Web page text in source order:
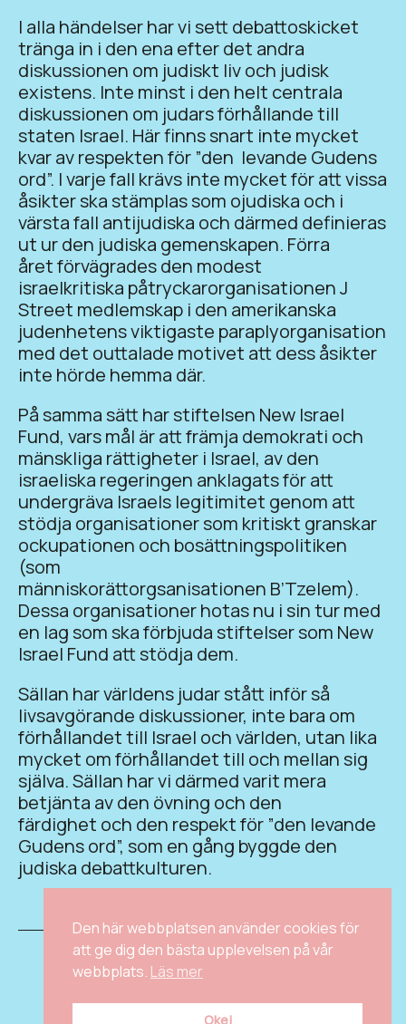
I alla händelser har vi sett debattoskicket
tränga in i den ena efter det andra
diskussionen om judiskt liv och judisk
existens. Inte minst i den helt centrala
diskussionen om judars förhållande till
staten Israel. Här finns snart inte mycket
kvar av respekten för ”den levande Gudens
ord”. I varje fall krävs inte mycket för att vissa
åsikter ska stämplas som ojudiska och i
värsta fall antijudiska och därmed definieras
ut ur den judiska gemenskapen. Förra
året förvägrades den modest
israelkritiska påtryckarorganisationen J
Street medlemskap i den amerikanska
judenhetens viktigaste paraplyorganisation
med det outtalade motivet att dess åsikter
inte hörde hemma där.
På samma sätt har stiftelsen New Israel
Fund, vars mål är att främja demokrati och
mänskliga rättigheter i Israel, av den
israeliska regeringen anklagats för att
undergräva Israels legitimitet genom att
stödja organisationer som kritiskt granskar
ockupationen och bosättningspolitiken
(som
människorättorgsanisationen B’Tzelem).
Dessa organisationer hotas nu i sin tur med
en lag som ska förbjuda stiftelser som New
Israel Fund att stödja dem.
Sällan har världens judar stått inför så
livsavgörande diskussioner, inte bara om
förhållandet till Israel och världen, utan lika
mycket om förhållandet till och mellan sig
själva. Sällan har vi därmed varit mera
betjänta av den övning och den
färdighet och den respekt för ”den levande
Gudens ord”, som en gång byggde den
judiska debattkulturen.
KONTAKTA OSS
INSTAGRAM
FACEBOOK
Den här webbplatsen använder cookies för
att ge dig den bästa upplevelsen på vår
webbplats. Läs mer
Okej